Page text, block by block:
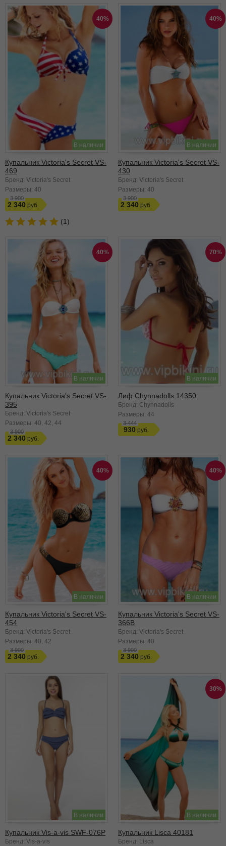
40%
В наличии
Купальник Victoria's Secret VS-
469
Бренд: Victoria's Secret
Размеры: 40
3 900
2 340
(1)
40%
В наличии
Купальник Victoria's Secret VS-
430
Бренд: Victoria's Secret
Размеры: 40
3 900
2 340
40%
В наличии
Купальник Victoria's Secret VS-
395
Бренд: Victoria's Secret
Размеры: 40 42 44
3 900
2 340
70%
В наличии
Лиф Chynnadolls 14350
Бренд: Chynnadolls
Размеры: 44
3 444
930
40%
В наличии
Купальник Victoria's Secret VS-
454
Бренд: Victoria's Secret
Размеры: 40 42
3 900
2 340
40%
В наличии
Купальник Victoria's Secret VS-
366B
Бренд: Victoria's Secret
Размеры: 40
3 900
2 340
В наличии
Купальник Vis-a-vis SWF-076P
Бренд: Vis-a-vis
30%
В наличии
Купальник Lisca 40181
Бренд: Lisca